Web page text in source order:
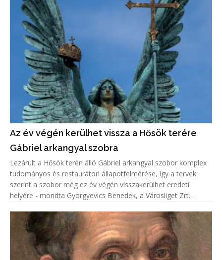
Az év végén kerülhet vissza a Hősök terére
Gábriel arkangyal szobra
Lezárult a Hősök terén álló Gábriel arkangyal szobor komplex
tudományos és restaurátori állapotfelmérése, így a tervek
szerint a szobor még ez év végén visszakerülhet eredeti
helyére - mondta Gyorgyevics Benedek, a Városliget Zrt.